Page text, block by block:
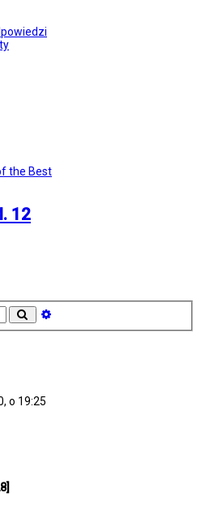
the Best
12
Szukaj
o 19:25